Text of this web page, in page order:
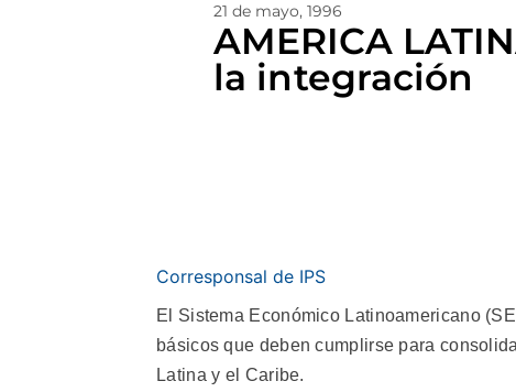
21 de mayo, 1996
AMERICA
la integración
Corresponsal de IPS
El Sistema Económico Latinoamericano
básicos que deben cumplirse para
Latina y el Caribe.